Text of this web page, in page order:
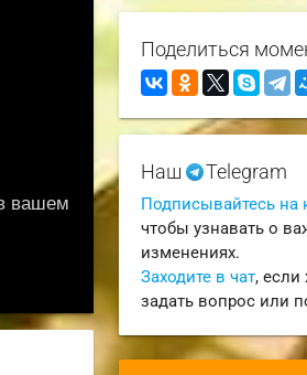
Поделиться
Наш Telegram
Подписывайтесь на
чтобы узнавать о
изменениях.
Заходите в чат, если
задать вопрос или